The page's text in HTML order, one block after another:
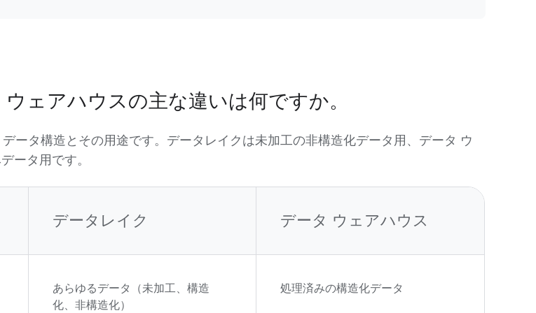
ェアハウスの主な違いは何ですか。
ータ構造とその用途です。データレイクは未加工の非構造化データ用、データ ウ
ータ用です。
データレイク データ ウェアハウス
あらゆるデータ（未加工、構造
化、非構造化）
処理済みの構造化データ